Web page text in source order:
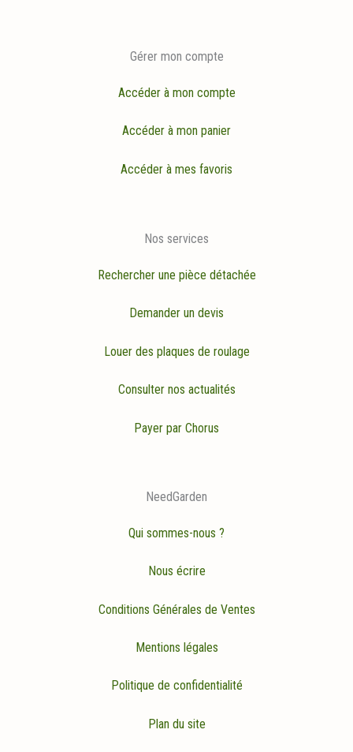
Gérer mon compte
Accéder à mon compte
Accéder à mon panier
Accéder à mes favoris
Nos services
Rechercher une pièce détachée
Demander un devis
Louer des plaques de roulage
Consulter nos actualités
Payer par Chorus
NeedGarden
Qui sommes-nous ?
Nous écrire
Conditions Générales de Ventes
Mentions légales
Politique de confidentialité
Plan du site